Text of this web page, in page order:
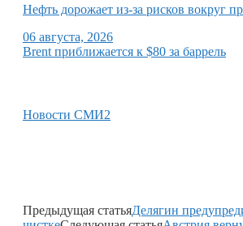
Нефть дорожает из-за рисков вокруг
06 августа, 2026
Brent приближается к $80 за баррель
Новости СМИ2
Предыдущая статьяДелягин